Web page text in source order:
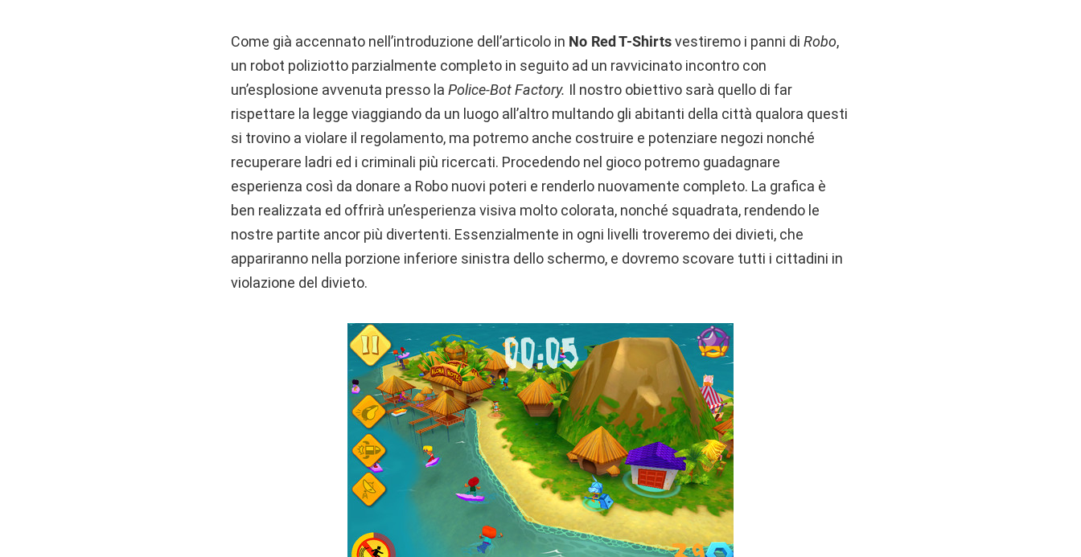
Come già accennato nell’introduzione dell’articolo in No Red T-Shirtsvestiremo i panni di Robo,
un robot poliziotto parzialmente completo in seguito ad un ravvicinato incontro con
un’esplosione avvenuta presso la Police-Bot Factory. Il nostro obiettivo sarà quello di far
rispettare la legge viaggiando da un luogo all’altro multando gli abitanti della città qualora questi
si trovino a violare il regolamento, ma potremo anche costruire e potenziare negozi nonché
recuperare ladri ed i criminali più ricercati. Procedendo nel gioco potremo guadagnare
esperienza così da donare a Robo nuovi poteri e renderlo nuovamente completo. La grafica è
ben realizzata ed offrirà un’esperienza visiva molto colorata, nonché squadrata, rendendo le
nostre partite ancor più divertenti. Essenzialmente in ogni livelli troveremo dei divieti, che
appariranno nella porzione inferiore sinistra dello schermo, e dovremo scovare tutti i cittadini in
violazione del divieto.